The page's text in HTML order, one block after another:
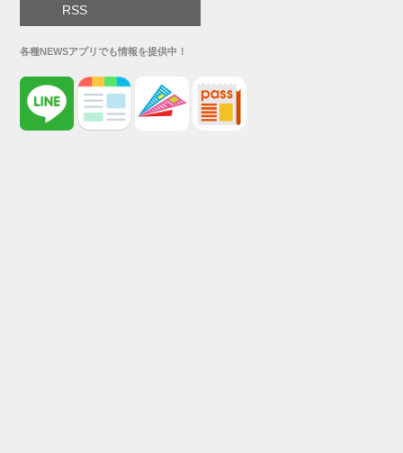
RSS
各種NEWSアプリでも情報を提供中！